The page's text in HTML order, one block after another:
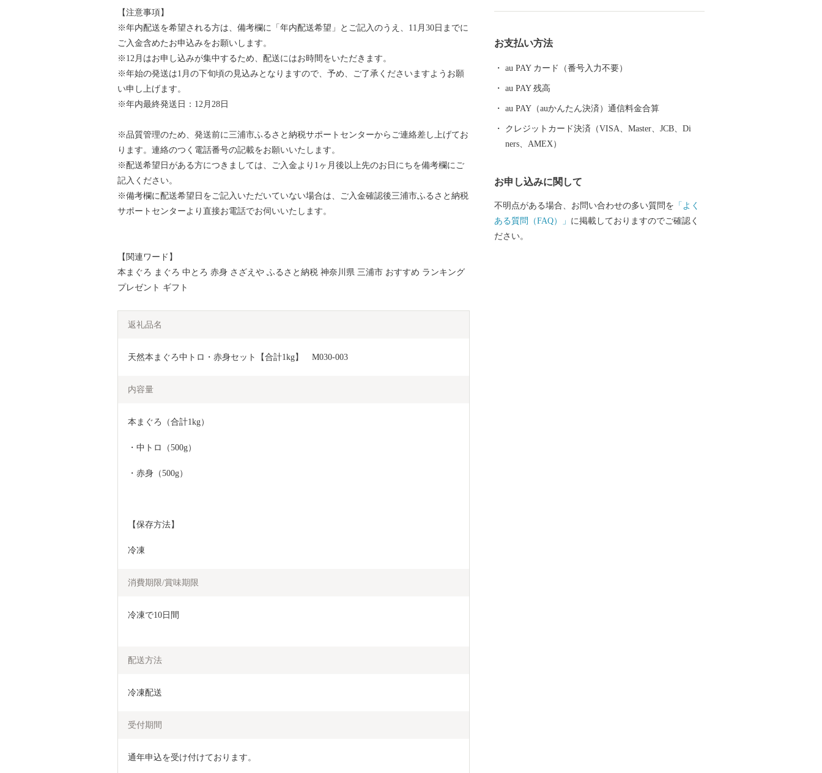
【注意事項】
※年内配送を希望される方は、備考欄に「年内配送希望」とご記入のうえ、11月30日までに
ご入金含めたお申込みをお願いします。
※12月はお申し込みが集中するため、配送にはお時間をいただきます。
※年始の発送は1月の下旬頃の見込みとなりますので、予め、ご了承くださいますようお願
い申し上げます。
※年内最終発送日：12月28日
※品質管理のため、発送前に三浦市ふるさと納税サポートセンターからご連絡差し上げてお
ります。連絡のつく電話番号の記載をお願いいたします。
※配送希望日がある方につきましては、ご入金より1ヶ月後以上先のお日にちを備考欄にご
記入ください。
※備考欄に配送希望日をご記入いただいていない場合は、ご入金確認後三浦市ふるさと納税
サポートセンターより直接お電話でお伺いいたします。
【関連ワード】
本まぐろ まぐろ 中とろ 赤身 さざえや ふるさと納税 神奈川県 三浦市 おすすめ ランキング
プレゼント ギフト
返礼品名
天然本まぐろ中トロ・赤身セット【合計1kg】　M030-003
内容量
本まぐろ（合計1kg）
・中トロ（500g）
・赤身（500g）
【保存方法】
冷凍
消費期限/賞味期限
冷凍で10日間
配送方法
冷凍配送
受付期間
通年申込を受け付けております。
※三浦市内に在住の方へ 総務省通知により、市民の方
りいたしませんので、ご了承ください。
お支払い方法
au PAY カード（番号入力不要）
au PAY 残高
au PAY（auかんたん決済）通信料金合算
クレジットカード決済（VISA、Master、JCB、Di
ners、AMEX）
お申し込みに関して
不明点がある場合、お問い合わせの多い質問を 「よく
ある質問（FAQ）」 に掲載しておりますのでご確認く
ださい。